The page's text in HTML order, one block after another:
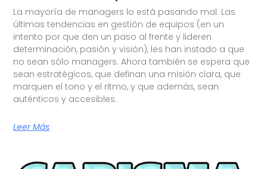
La mayoría de managers lo está pasando mal. Las
últimas tendencias en gestión de equipos (en un
intento por que den un paso al frente y lideren
determinación, pasión y visión), les han instado a que
no sean sólo managers. Ahora también se espera que
sean estratégicos, que definan una misión clara, que
marquen el tono y el ritmo, y que además, sean
auténticos y accesibles.
Leer Más